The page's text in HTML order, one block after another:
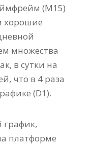
(M15)
хорошие
множества
в сутки на
что в 4 раза
(D1).
график,
платформе